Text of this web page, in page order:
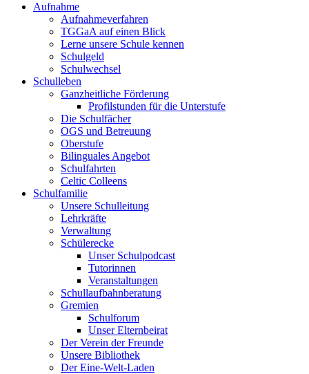
Aufnahme
Aufnahmeverfahren
TGGaA auf einen Blick
Lerne unsere Schule kennen
Schulgeld
Schulwechsel
Schulleben
Ganzheitliche Förderung
Profilstunden für die Unterstufe
Die Schulfächer
OGS und Betreuung
Oberstufe
Bilinguales Angebot
Schulfahrten
Celtic Colleens
Schulfamilie
Unsere Schulleitung
Lehrkräfte
Verwaltung
Schülerecke
Unser Schulpodcast
Tutorinnen
Veranstaltungen
Schullaufbahnberatung
Gremien
Schulforum
Unser Elternbeirat
Der Verein der Freunde
Unsere Bibliothek
Der Eine-Welt-Laden